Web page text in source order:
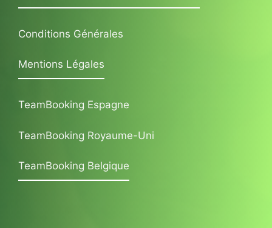
Conditions Générales
Mentions Légales
TeamBooking Espagne
TeamBooking Royaume-Uni
TeamBooking Belgique